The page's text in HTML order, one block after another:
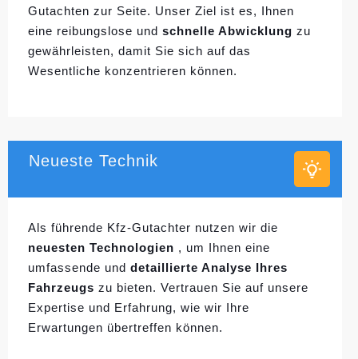
Gutachten zur Seite. Unser Ziel ist es, Ihnen
eine reibungslose und schnelle Abwicklung zu
gewährleisten, damit Sie sich auf das
Wesentliche konzentrieren können.
Neueste Technik
Als führende Kfz-Gutachter nutzen wir die
neuesten Technologien , um Ihnen eine
umfassende und detaillierte Analyse Ihres
Fahrzeugs zu bieten. Vertrauen Sie auf unsere
Expertise und Erfahrung, wie wir Ihre
Erwartungen übertreffen können.